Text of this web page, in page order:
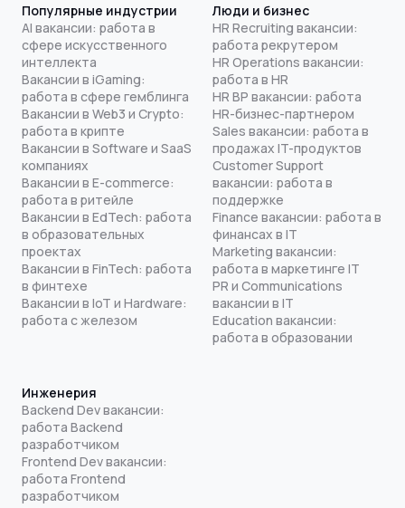
Популярные индустрии
AI вакансии: работа в
сфере искусственного
интеллекта
Вакансии в iGaming:
работа в сфере гемблинга
Вакансии в Web3 и Crypto:
работа в крипте
Вакансии в Software и SaaS
компаниях
Вакансии в E-commerce:
работа в ритейле
Вакансии в EdTech: работа
в образовательных
проектах
Вакансии в FinTech: работа
в финтехе
Вакансии в IoT и Hardware:
работа с железом
Люди и бизнес
HR Recruiting вакансии:
работа рекрутером
HR Operations вакансии:
работа в HR
HR BP вакансии: работа
HR-бизнес-партнером
Sales вакансии: работа в
продажах IT-продуктов
Customer Support
вакансии: работа в
поддержке
Finance вакансии: работа в
финансах в IT
Marketing вакансии:
работа в маркетинге IT
PR и Communications
вакансии в IT
Education вакансии:
работа в образовании
Инженерия
Backend Dev вакансии:
работа Backend
разработчиком
Frontend Dev вакансии:
работа Frontend
разработчиком